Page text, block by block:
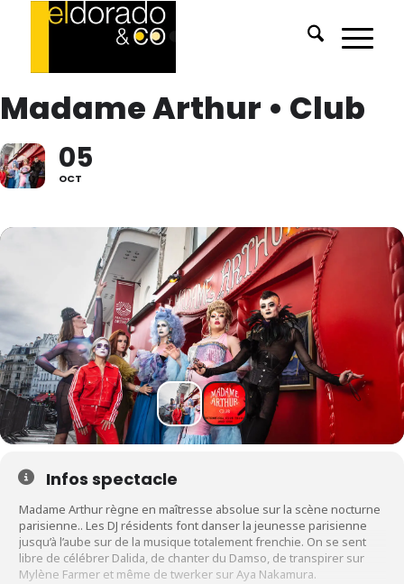
Madame Arthur • Club
05
OCT
Infos spectacle
Madame Arthur règne en maîtresse absolue sur la scène nocturne
parisienne.. Les DJ résidents font danser la jeunesse parisienne
jusqu’à l’aube sur de la musique totalement frenchie. On se sent
libre de célébrer Dalida, de chanter du Damso, de transpirer sur
Mylène Farmer et même de twerker sur Aya Nakamura.